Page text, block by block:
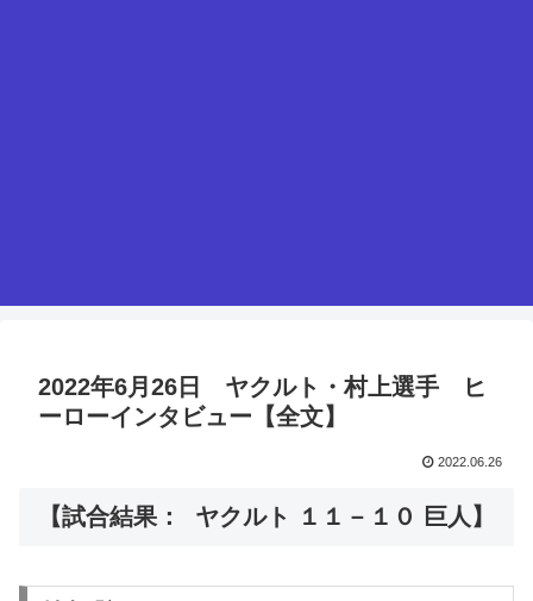
2022年6月26日 ヤクルト・村上選手 ヒ
ーローインタビュー【全文】
2022.06.26
【試合結果： ヤクルト １１－１０ 巨人】